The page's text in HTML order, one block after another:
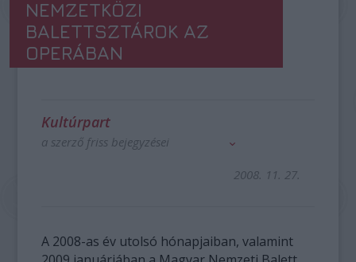
NEMZETKÖZI
BALETTSZTÁROK AZ
OPERÁBAN
Kultúrpart
a szerző friss bejegyzései
2008. 11. 27.
A 2008-as év utolsó hónapjaiban, valamint